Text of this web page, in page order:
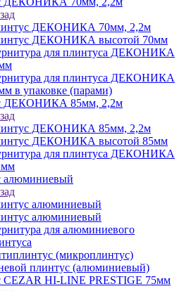
ДЕКОНИКА 70мм, 2,2м
ДЕКОНИКА высотой 70мм
для плинтуса ДЕКОНИКА
для плинтуса ДЕКОНИКА
в упаковке (парами)
ДЕКОНИКА 85мм, 2,2м
ДЕКОНИКА 85мм, 2,2м
ДЕКОНИКА высотой 85мм
для плинтуса ДЕКОНИКА
мм
алюминиевый
алюминиевый
алюминиевый
для алюминиевого
(микроплинтус)
плинтус (алюминиевый)
CEZAR HI-LINE PRESTIGE 75мм